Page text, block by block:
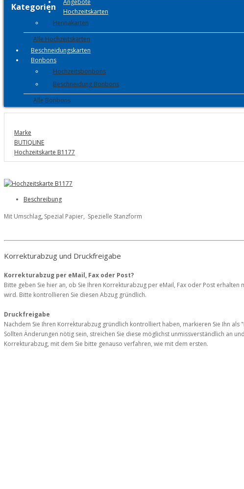
Kategorien
Angebote
Hochzeitskarten
Hennakarten
Alle Hochzeitskarten
Beschneidungskarten
Bonbons
Hochzeitsbonbons
Beschneidung Bonbons
Alle Bonbons
Marke
BUTIQLINE
Hochzeitskarte B1177
Beschreibung
Mit Umschlag, Spezial Papier, Spezielle Stanzform
Korrekturabzug und Druckfreigabe
Korrekturabzug per eMail, Fax oder Post?
Bitte geben Sie hier an, ob Sie Ihren Korrekturabzug per eMail, Fax oder Post
wird. Bitte kontrollieren Sie diesen Abzug gründlich.
Druckfreigabe
Nachdem Sie Ihren Korrekturabzug gründlich kontrolliert haben, markieren Sie Ihn
Sollten Änderungen nötig sein, streichen Sie diese möglichst unmissverständlich an
Korrekturabzug, mit dem Sie bitte genauso verfahren, wie mit dem ersten.